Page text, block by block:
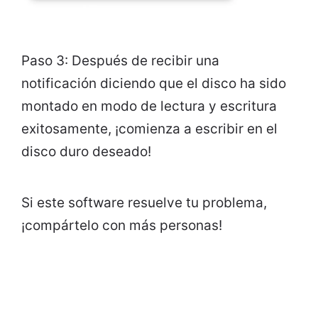
Paso 3: Después de recibir una
notificación diciendo que el disco ha sido
montado en modo de lectura y escritura
exitosamente, ¡comienza a escribir en el
disco duro deseado!
Si este software resuelve tu problema,
¡compártelo con más personas!